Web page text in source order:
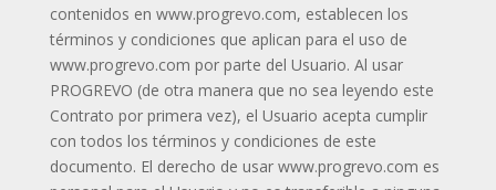
contenidos en www.progrevo.com, establecen los
términos y condiciones que aplican para el uso de
www.progrevo.com por parte del Usuario. Al usar
PROGREVO (de otra manera que no sea leyendo este
Contrato por primera vez), el Usuario acepta cumplir
con todos los términos y condiciones de este
documento. El derecho de usar www.progrevo.com es